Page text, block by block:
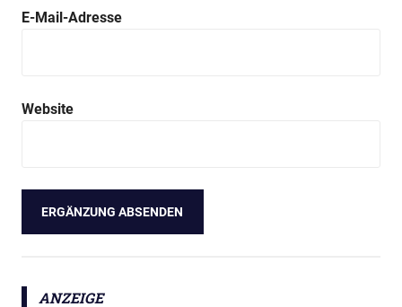
E-Mail-Adresse
Website
ANZEIGE